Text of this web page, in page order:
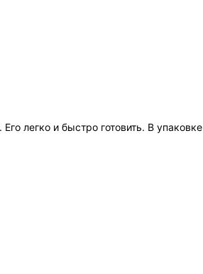
легко и быстро готовить. В упаковке